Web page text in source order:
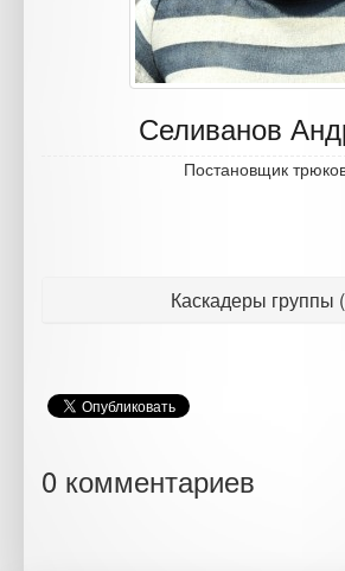
Селиванов
Постановщик
Каскадеры группы
0 комментариев